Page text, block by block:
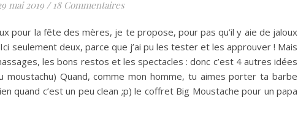
mai 2019 / 18 Commentaires
pour la fête des mères, je te propose, pour pas qu’il y aie de jaloux
Ici seulement deux, parce que j’ai pu les tester et les approuver ! Mais
les bons restos et les spectacles : donc c’est 4 autres idées
Quand, comme mon homme, tu aimes porter ta barbe
quand c’est un peu clean ;p) le coffret Big Moustache pour un papa